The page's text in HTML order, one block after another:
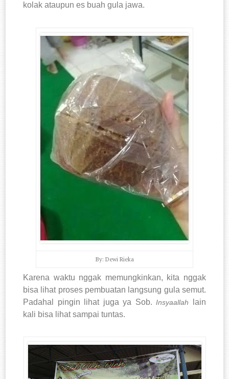
kolak ataupun es buah gula jawa.
By: Dewi Rieka
Karena waktu nggak memungkinkan, kita nggak
bisa lihat proses pembuatan langsung gula semut.
Padahal pingin lihat juga ya Sob.Insyaallah
lain
kali bisa lihat sampai tuntas.